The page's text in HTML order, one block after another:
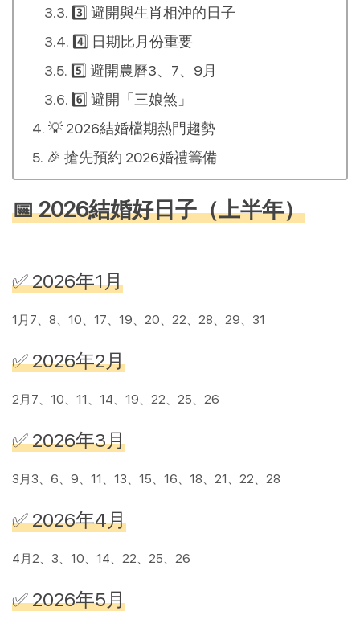
3️⃣ 避開與生肖相沖的日子
4️⃣ 日期比月份重要
5️⃣ 避開農曆3、7、9月
6️⃣ 避開「三娘煞」
💡 2026結婚檔期熱門趨勢
🎉 搶先預約 2026婚禮籌備
📅 2026結婚好日子（上半年）
✅ 2026年1月
1月7、8、10、17、19、20、22、28、29、31
✅ 2026年2月
2月7、10、11、14、19、22、25、26
✅ 2026年3月
3月3、6、9、11、13、15、16、18、21、22、28
✅ 2026年4月
4月2、3、10、14、22、25、26
✅ 2026年5月